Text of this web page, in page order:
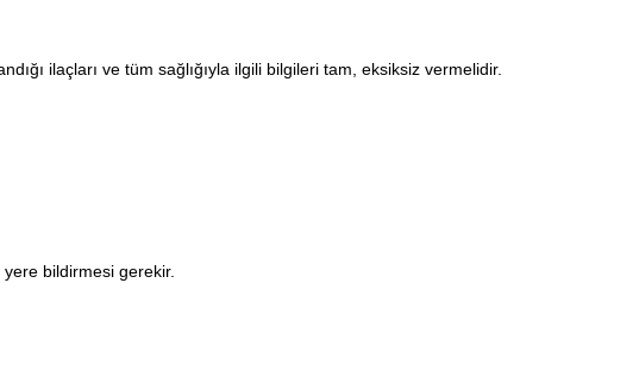
ilaçları ve tüm sağlığıyla ilgili bilgileri tam, eksiksiz vermelidir.
bildirmesi gerekir.